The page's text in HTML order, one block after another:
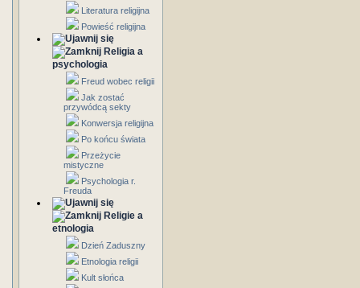
Literatura religijna
Powieść religijna
Religia a
psychologia
Freud wobec religii
Jak zostać
przywódcą sekty
Konwersja religijna
Po końcu świata
Przeżycie
mistyczne
Psychologia r.
Freuda
Religie a
etnologia
Dzień Zaduszny
Etnologia religii
Kult słońca